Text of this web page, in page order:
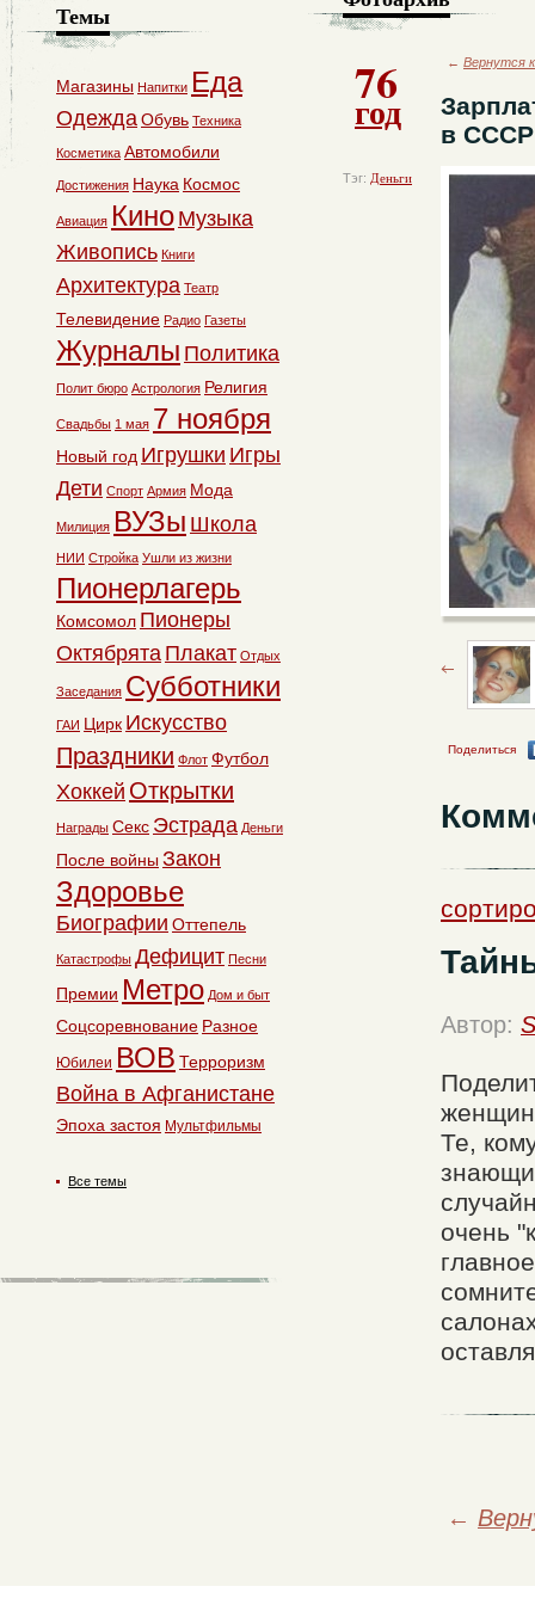
76
год
Тэг: Деньги
← Вернутся
в СССР
Поделиться
Автор:
Те,
очень
←
Темы
Магазины Напитки Еда
ОдеждаОбувь Техника
Косметика Автомобили
Достижения Наука Космос
Авиация Кино Музыка
Живопись Книги
Архитектура Театр
Телевидение Радио Газеты
Журналы Политика
Полит бюро Астрология Религия
Свадьбы 1 мая 7 ноября
Новый год Игрушки Игры
Дети Спорт Армия Мода
Милиция ВУЗы Школа
НИИ Стройка Ушли из жизни
Пионерлагерь
Комсомол Пионеры
Октябрята Плакат Отдых
Заседания Субботники
ГАИ Цирк Искусство
Праздники Флот Футбол
Хоккей Открытки
Награды Секс Эстрада Деньги
После войны Закон
Здоровье
Биографии Оттепель
Катастрофы Дефицит Песни
Премии Метро Дом и быт
Соцсоревнование Разное
Юбилеи ВОВ Терроризм
Война в Афганистане
Эпоха застоя Мультфильмы
Все темы